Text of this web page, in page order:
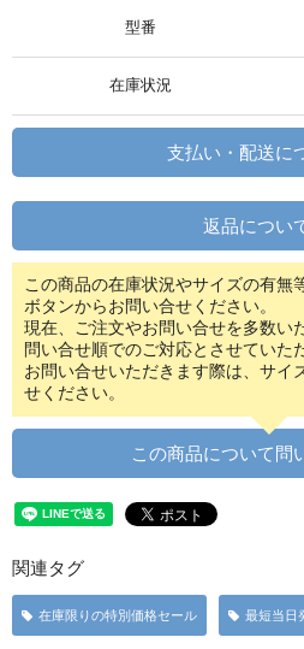
型番
在庫状況
支払い・配送に
返品につい
この商品の在庫状況やサイズの有無
ボタンからお問い合せください。
現在、ご注文やお問い合せを多数い
問い合せ順でのご対応とさせていた
お問い合せいただきます際は、サイ
せください。
この商品について問
関連タグ
在庫限りの特別価格セール 最短当日